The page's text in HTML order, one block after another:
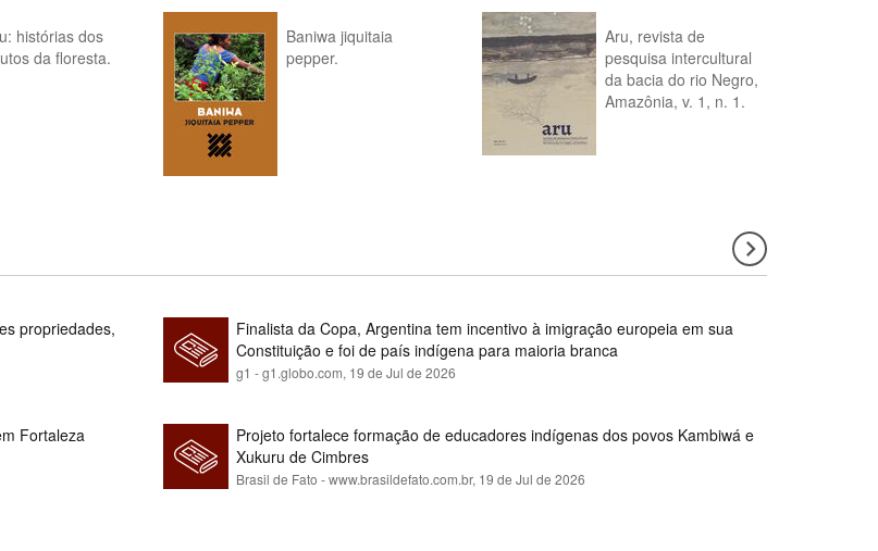
histórias dos
da floresta.
Baniwa jiquitaia
pepper.
Aru, revista de
pesquisa intercultural
da bacia do rio Negro,
Amazônia, v. 1, n. 1.
propriedades,
Finalista da Copa, Argentina tem incentivo à imigração europeia em sua
Constituição e foi de país indígena para maioria branca
g1 - g1.globo.com, 19 de Jul de 2026
Fortaleza
Projeto fortalece formação de educadores indígenas dos povos Kambiwá e
Xukuru de Cimbres
Brasil de Fato - www.brasildefato.com.br, 19 de Jul de 2026